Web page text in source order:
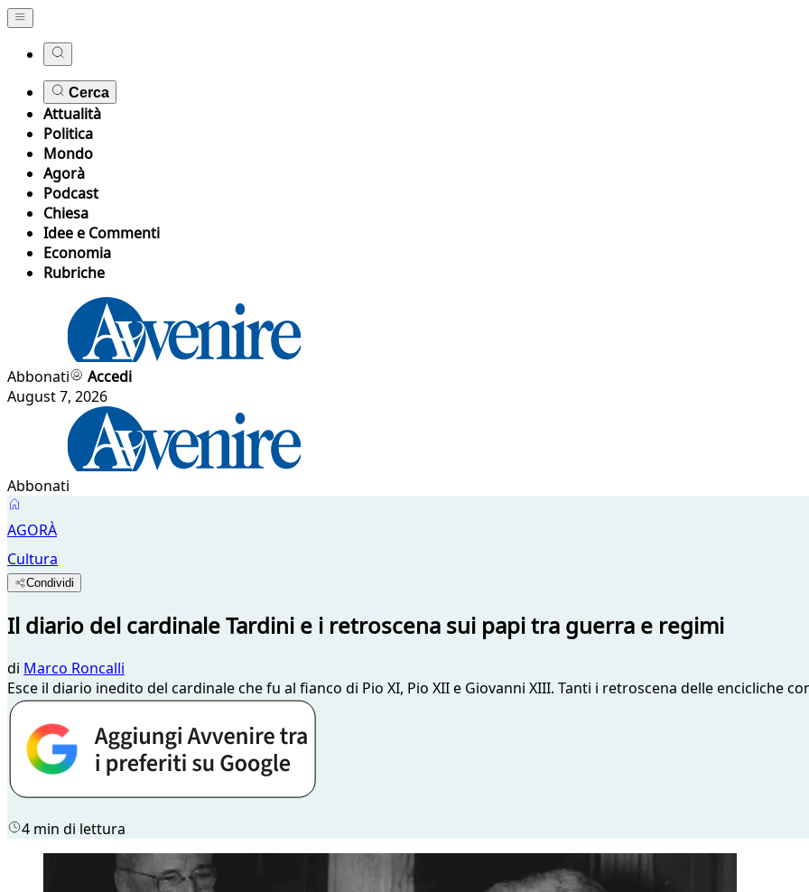
Cerca
Attualità
Politica
Mondo
Agorà
Podcast
Chiesa
Idee e Commenti
Economia
Rubriche
Abbonati
Accedi
August 7, 2026
Abbonati
AGORÀ
Cultura
Condividi
Il diario del cardinale Tardini e i retroscena sui papi tra guerra e regimi
di Marco Roncalli
Esce il diario inedito del cardinale che fu al fianco di Pio XI, Pio XII e Giovanni XIII. Tanti i retroscena delle encicliche
4 min di lettura